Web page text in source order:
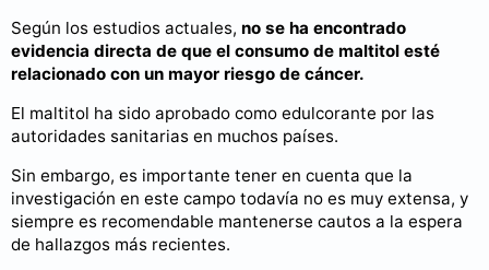
Según los estudios actuales, no se ha encontrado
evidencia directa de que el consumo de maltitol esté
relacionado con un mayor riesgo de cáncer.
El maltitol ha sido aprobado como edulcorante por las
autoridades sanitarias en muchos países.
Sin embargo, es importante tener en cuenta que la
investigación en este campo todavía no es muy extensa, y
siempre es recomendable mantenerse cautos a la espera
de hallazgos más recientes.